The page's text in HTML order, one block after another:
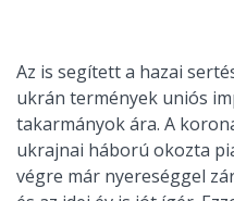
Az is segített a hazai
ukrán termények uniós
takarmányok ára. A
ukrajnai háború okozta
végre már nyereséggel